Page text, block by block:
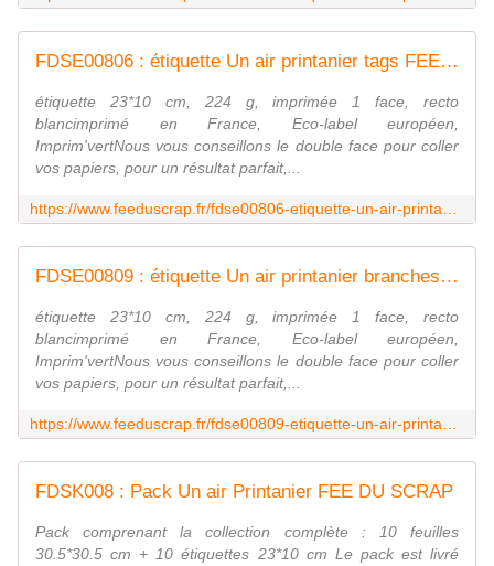
FDSE00806 : étiquette Un air printanier tags FEE DU SCRAP
étiquette 23*10 cm, 224 g, imprimée 1 face, recto
blancimprimé en France, Eco-label européen,
Imprim'vertNous vous conseillons le double face pour coller
vos papiers, pour un résultat parfait,...
FDSE00809 : étiquette Un air printanier branches/étiquet FEE DU SCRAP
étiquette 23*10 cm, 224 g, imprimée 1 face, recto
blancimprimé en France, Eco-label européen,
Imprim'vertNous vous conseillons le double face pour coller
vos papiers, pour un résultat parfait,...
FDSK008 : Pack Un air Printanier FEE DU SCRAP
Pack comprenant la collection complète : 10 feuilles
30.5*30.5 cm + 10 étiquettes 23*10 cm Le pack est livré